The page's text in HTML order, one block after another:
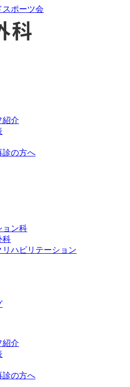
スポーツ会
紹介
診の方へ
ョン科
科
ハビリテーション
紹介
診の方へ